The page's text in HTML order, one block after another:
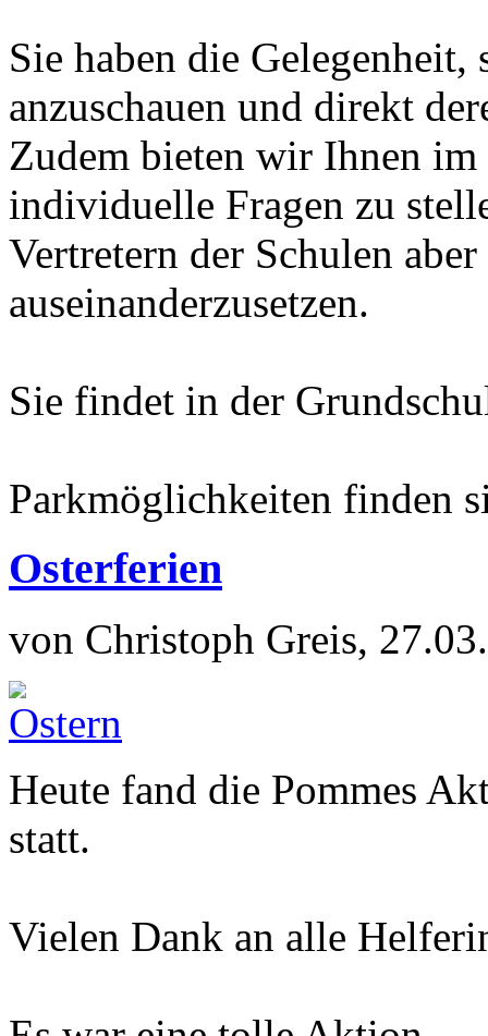
Sie haben die
anzuschauen und direkt
Zudem bieten wir Ihnen
individuelle Fragen zu
Vertretern der Schulen
auseinanderzusetzen.
Sie findet in der
Parkmöglichkeiten finden
Osterferien
von Christoph Greis,
Heute fand die Pommes
statt.
Vielen Dank an alle